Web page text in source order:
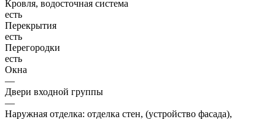
Кровля, водосточная система
есть
Перекрытия
есть
Перегородки
есть
Окна
—
Двери входной группы
—
Наружная отделка: отделка стен, (устройство фасада),